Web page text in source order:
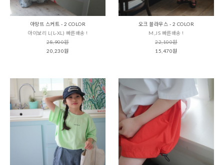
아망뜨 스커트 - 2 COLOR
아이보리 L(L-XL) 빠른배송 !
28,900원
20,230원
오크 블라우스 - 2 COLOR
M,JS 빠른배송 !
22,100원
15,470원